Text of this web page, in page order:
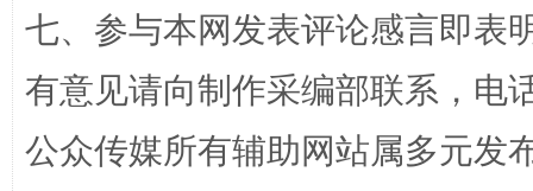
网上购药对药下症？
七、参与本网发表评论感言即表
有意见请向制作采编部联系，电
公众传媒所有辅助网站属多元发